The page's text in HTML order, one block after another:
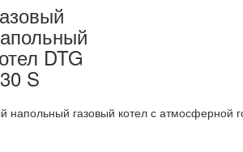
DTG
S
напольный газовый котел с атмосферной